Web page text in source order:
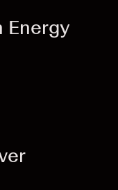
Energy